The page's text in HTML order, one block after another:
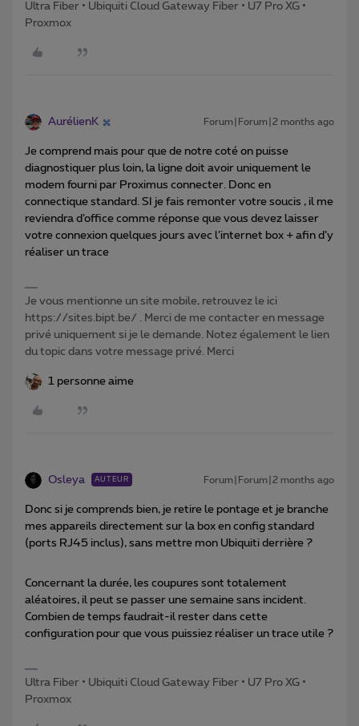
Ultra Fiber • Ubiquiti Cloud Gateway Fiber • U7 Pro XG •
Proxmox
AurélienK Forum|Forum|2 months ago
Je comprend mais pour que de notre coté on puisse
diagnostiquer plus loin, la ligne doit avoir uniquement le
modem fourni par Proximus connecter. Donc en
connectique standard. SI je fais remonter votre soucis , il me
reviendra d’office comme réponse que vous devez laisser
votre connexion quelques jours avec l’internet box + afin d’y
réaliser un trace
Je vous mentionne un site mobile, retrouvez le ici
https://sites.bipt.be/ . Merci de me contacter en message
privé uniquement si je le demande. Notez également le lien
du topic dans votre message privé. Merci
1 personne aime
Osleya AUTEUR Forum|Forum|2 months ago
Donc si je comprends bien, je retire le pontage et je branche
mes appareils directement sur la box en config standard
(ports RJ45 inclus), sans mettre mon Ubiquiti derrière ?
Concernant la durée, les coupures sont totalement
aléatoires, il peut se passer une semaine sans incident.
Combien de temps faudrait-il rester dans cette
configuration pour que vous puissiez réaliser un trace utile ?
Ultra Fiber • Ubiquiti Cloud Gateway Fiber • U7 Pro XG •
Proxmox